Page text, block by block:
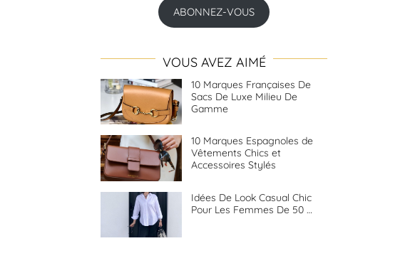
ABONNEZ-VOUS
VOUS AVEZ AIMÉ
10 Marques Françaises De
Sacs De Luxe Milieu De
Gamme
10 Marques Espagnoles de
Vêtements Chics et
Accessoires Stylés
Idées De Look Casual Chic
Pour Les Femmes De 50 …